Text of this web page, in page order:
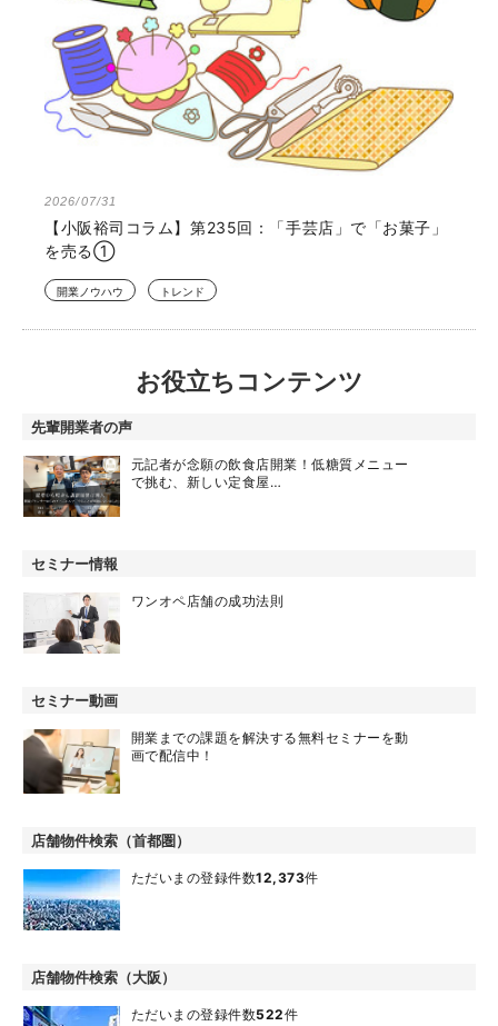
2026/07/31
【小阪裕司コラム】第235回：「手芸店」で「お菓子」
を売る①
開業ノウハウ トレンド
お役立ちコンテンツ
先輩開業者の声
元記者が念願の飲食店開業！低糖質メニュー
で挑む、新しい定食屋…
セミナー情報
ワンオペ店舗の成功法則
セミナー動画
開業までの課題を解決する無料セミナーを動
画で配信中！
店舗物件検索（首都圏）
ただいまの登録件数12,373件
店舗物件検索（大阪）
ただいまの登録件数522件